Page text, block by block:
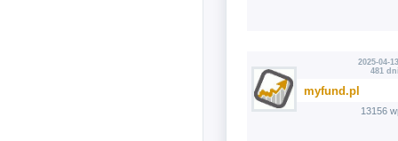
2025-04-
481
myfund.pl
13156